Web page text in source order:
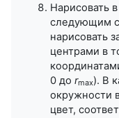
Нарисовать
следующим
нарисовать
центрами в
0 до rmax). В
окружности
цвет,